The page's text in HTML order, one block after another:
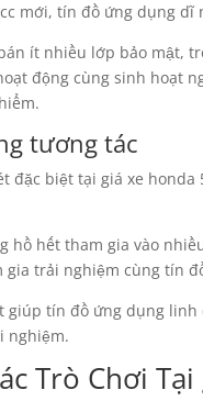
mới, tín đồ ứng dụng
ít nhiều lớp bảo mật,
động cùng sinh hoạt
tương tác
đặc biệt tại giá xe
hồ hết tham gia vào
trải nghiệm cùng tín
giúp tín đồ ứng dụng
nghiệm.
Trò Chơi